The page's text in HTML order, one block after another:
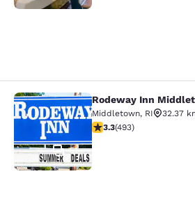
Rodeway Inn
51
Rodeway Inn
Middletown, RI
32.37
Valutazione di 3.26
3.3(493)